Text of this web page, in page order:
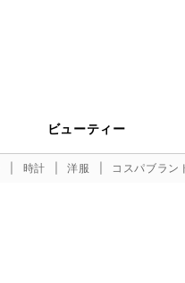
ビューティー
時計 洋服 コスパブラン